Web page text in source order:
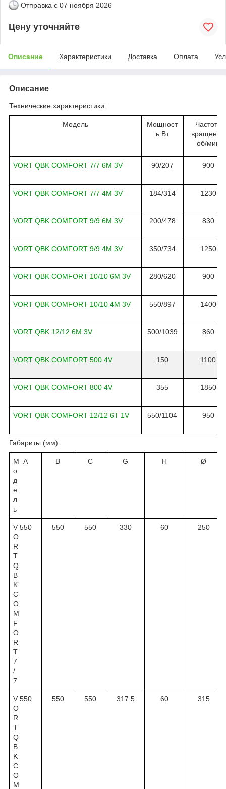
Отправка с 07 ноября 2026
Цену уточняйте
Описание Характеристики Доставка Оплата
Описание
Технические характеристики:
Модель
Мощност
ь Вт
Частота
вращения
об/мин
VORT QBK COMFORT 7/7 6M 3V 90/207 900
VORT QBK COMFORT 7/7 4M 3V 184/314 1230
VORT QBK COMFORT 9/9 6M 3V 200/478 830
VORT QBK COMFORT 9/9 4M 3V 350/734 1250
VORT QBK COMFORT 10/10 6M 3V 280/620 900
VORT QBK COMFORT 10/10 4M 3V 550/897 1400
VORT QBK 12/12 6M 3V 500/1039 860
VORT QBK COMFORT 500 4V 150 1100
VORT QBK COMFORT 800 4V 355 1850
VORT QBK COMFORT 12/12 6T 1V 550/1104 950
Габариты (мм):
М
о
д
е
л
ь
A B C G H Ø
V
O
R
T
Q
B
K
C
O
M
F
O
R
T
7
/
7
550 550 550 330 60 250
V
O
R
T
Q
B
K
C
O
M
550 550 550 317.5 60 315